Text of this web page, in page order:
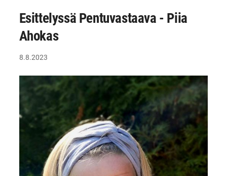
Esittelyssä Pentuvastaava - Piia
Ahokas
8.8.2023